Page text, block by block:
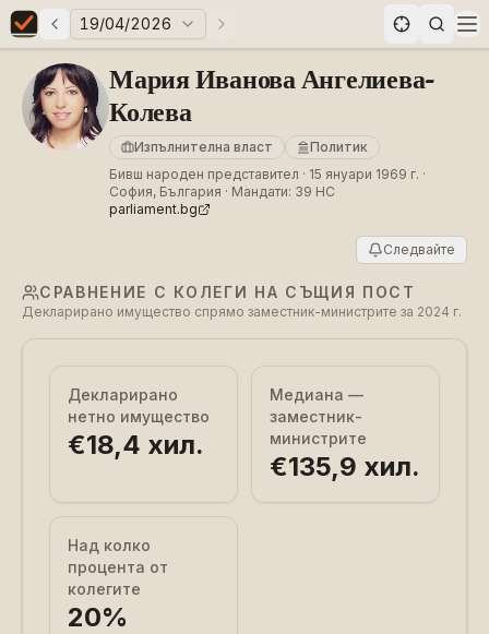
Elections in Bulgaria data statistics
Предни избори
19/04/2026 Следващи избори
Мария Иванова Ангелиева-
Колева
Изпълнителна власт
Политик
Бивш народен представител · 15 януари 1969 г. ·
София, България · Мандати: 39 НС
parliament.bg
Следвайте
СРАВНЕНИЕ С КОЛЕГИ НА СЪЩИЯ ПОСТ
Декларирано имущество спрямо заместник-министрите за 2024 г.
Декларирано
нетно имущество
€18,4 хил.
Медиана —
заместник-
министрите
€135,9 хил.
Над колко
процента от
колегите
20%